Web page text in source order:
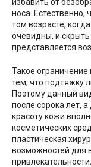
носа. Естественно,
том возрасте,
очевидны, и
представляется
Такое
тем, что подтяжку
Поэтому данный
после сорока лет,
красоту кожи
косметических
пластическая
возможностей для
привлекательности.